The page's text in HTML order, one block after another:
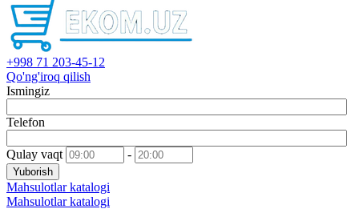
+998 71 203-45-12
Qo'ng'iroq qilish
Ismingiz
Telefon
Qulay vaqt -
Yuborish
Mahsulotlar katalogi
Mahsulotlar katalogi